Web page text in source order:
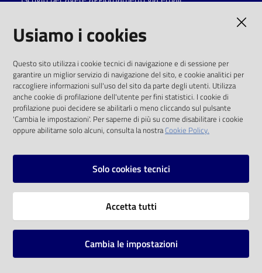
Catalogo
on line
Eventi
Chiedi al
bibliotecario
solo alle condizioni previste dalla direttiva
comunitaria 2003/98/CE e dal d.lgs. 36/2006
SOCIAL
Instagram
Vai alla pagina
Mappa del sito
Usiamo i cookies
Questo sito utilizza i cookie tecnici di navigazione e di sessione per
garantire un miglior servizio di navigazione del sito, e cookie analitici per
raccogliere informazioni sull'uso del sito da parte degli utenti. Utilizza
anche cookie di profilazione dell'utente per fini statistici. I cookie di
profilazione puoi decidere se abilitarli o meno cliccando sul pulsante
'Cambia le impostazioni'. Per saperne di più su come disabilitare i cookie
oppure abilitarne solo alcuni, consulta la nostraCookie Policy.
Solo cookies tecnici
Accetta tutti
Cambia le impostazioni